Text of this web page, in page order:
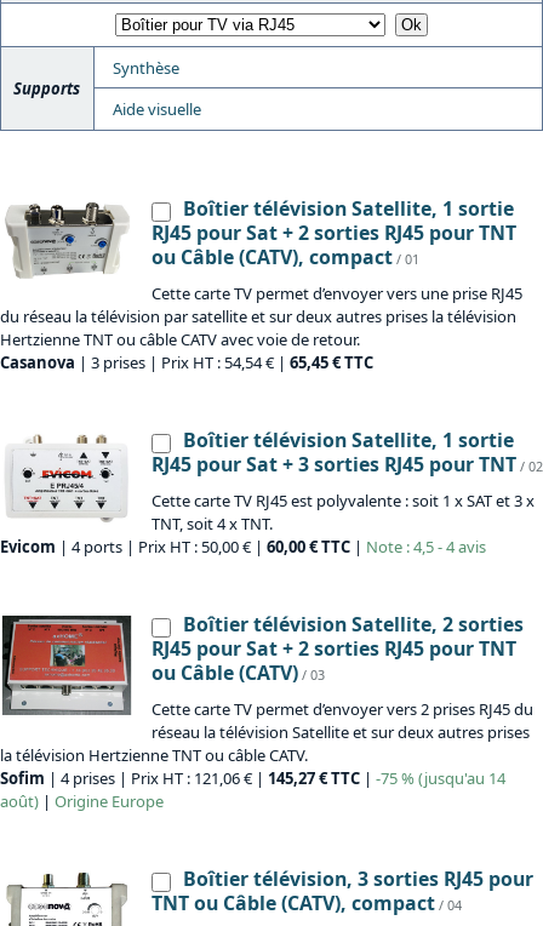
Supports
Synthèse
Aide visuelle
Boîtier télévision Satellite, 1 sortie
RJ45 pour Sat + 2 sorties RJ45 pour TNT
ou Câble (CATV), compact / 01
Cette carte TV permet d’envoyer vers une prise RJ45
du réseau la télévision par satellite et sur deux autres prises la télévision
Hertzienne TNT ou câble CATV avec voie de retour.
Casanova | 3 prises | Prix HT : 54,54 € | 65,45 € TTC
Boîtier télévision Satellite, 1 sortie
RJ45 pour Sat + 3 sorties RJ45 pour TNT / 02
Cette carte TV RJ45 est polyvalente : soit 1 x SAT et 3 x
TNT, soit 4 x TNT.
Evicom | 4 ports | Prix HT : 50,00 € | 60,00 € TTC | Note : 4,5 - 4 avis
Boîtier télévision Satellite, 2 sorties
RJ45 pour Sat + 2 sorties RJ45 pour TNT
ou Câble (CATV) / 03
Cette carte TV permet d’envoyer vers 2 prises RJ45 du
réseau la télévision Satellite et sur deux autres prises
la télévision Hertzienne TNT ou câble CATV.
Sofim | 4 prises | Prix HT : 121,06 € | 145,27 € TTC | -75 % (jusqu'au 14
août) | Origine Europe
Boîtier télévision, 3 sorties RJ45 pour
TNT ou Câble (CATV), compact / 04